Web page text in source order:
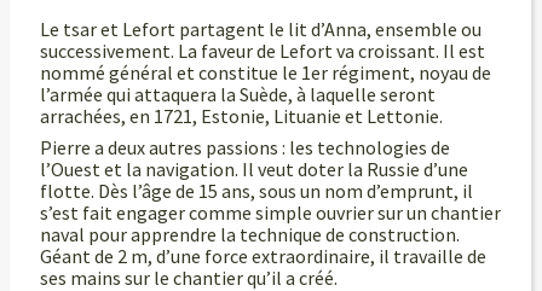
Le tsar et Lefort partagent le lit d’Anna, ensemble ou
successivement. La faveur de Lefort va croissant. Il est
nommé général et constitue le 1er régiment, noyau de
l’armée qui attaquera la Suède, à laquelle seront
arrachées, en 1721, Estonie, Lituanie et Lettonie.
Pierre a deux autres passions : les technologies de
l’Ouest et la navigation. Il veut doter la Russie d’une
flotte. Dès l’âge de 15 ans, sous un nom d’emprunt, il
s’est fait engager comme simple ouvrier sur un chantier
naval pour apprendre la technique de construction.
Géant de 2 m, d’une force extraordinaire, il travaille de
ses mains sur le chantier qu’il a créé.